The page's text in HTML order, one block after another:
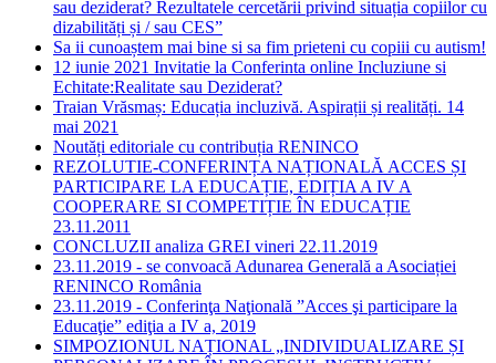
sau deziderat? Rezultatele cercetării privind situația copiilor cu
dizabilități și / sau CES”
Sa ii cunoaștem mai bine si sa fim prieteni cu copiii cu autism!
12 iunie 2021 Invitatie la Conferinta online Incluziune si
Echitate:Realitate sau Deziderat?
Traian Vrăsmaș: Educația incluzivă. Aspirații și realități. 14
mai 2021
Noutăți editoriale cu contribuția RENINCO
REZOLUTIE-CONFERINȚA NAȚIONALĂ ACCES ȘI
PARTICIPARE LA EDUCAȚIE, EDIȚIA A IV A
COOPERARE SI COMPETIȚIE ÎN EDUCAȚIE
23.11.2011
CONCLUZII analiza GREI vineri 22.11.2019
23.11.2019 - se convoacă Adunarea Generală a Asociației
RENINCO România
23.11.2019 - Conferinţa Naţională ”Acces şi participare la
Educaţie” ediţia a IV a, 2019
SIMPOZIONUL NAȚIONAL „INDIVIDUALIZARE ȘI